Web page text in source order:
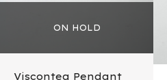
Viscontea Pendant